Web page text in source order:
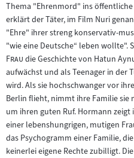
Thema "Ehrenmord" ins öffentliche
erklärt der Täter, im Film Nuri
"Ehre" ihrer streng konservativ-
"wie eine Deutsche“ leben wollte".
Frau "die Geschichte von Hatun
aufwächst und als Teenager in der
wird. Als sie hochschwanger vor
Berlin flieht, nimmt ihre Familie sie
um ihren guten Ruf. Hormann zeigt
einer lebenshungrigen, mutigen
das Psychogramm einer Familie,
keinerlei eigene Rechte zubilligt.